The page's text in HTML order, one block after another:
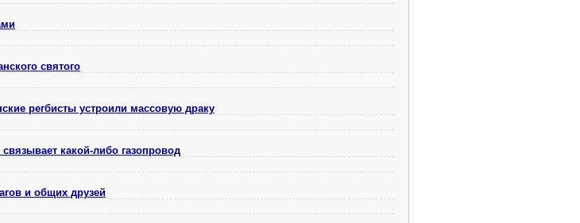
святого
регбисты устроили массовую драку
какой-либо газопровод
и общих друзей